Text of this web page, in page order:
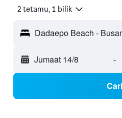
2 tetamu, 1 bilik
Dadaepo Beach -
Jumaat 14/8 -
Cari